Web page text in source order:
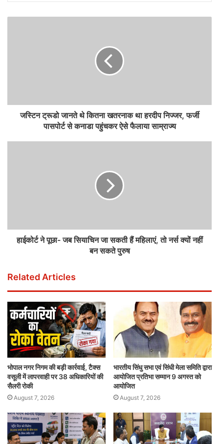
जस्टिन ट्रूडो जानते थे कितना खतरनाक था हरदीप निज्जर, फर्जी
पासपोर्ट से कनाडा पहुंचकर ऐसे फैलाया साम्राज्य
हाईकोर्ट ने पूछा- जब सियाचिन जा सकती हैं महिलाएं, तो नर्स क्यों नहीं
बन सकते पुरुष
Related Articles
भोपाल नगर निगम की बड़ी कार्रवाई, टैक्स
वसूली में लापरवाही पर 38 अधिकारियों की
सैलरी रोकी
August 7, 2026
भारतीय सिंधु सभा एवं सिंधी मेला समिति द्वारा
आयोजित प्रतिभा सम्मान 9 अगस्त को
आयोजित
August 7, 2026